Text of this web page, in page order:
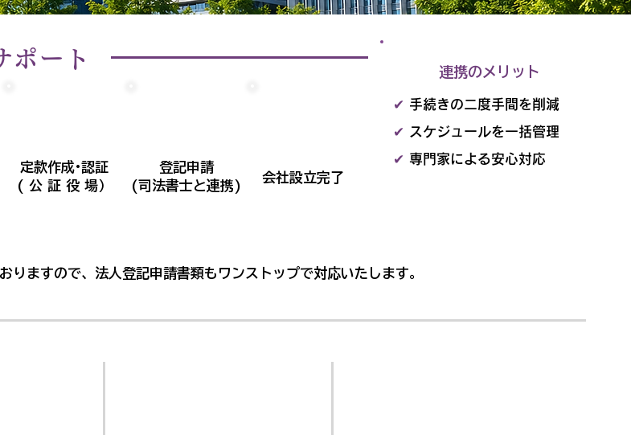
ポート
定款作成·認証
( 公 証 役 場）
登記申請
(司法書士と連携)
会社設立完了
連携のメリット
✔ 手続きの二度手間を削減
✔
スケジュールを一括管理
✔ 専門家による安心対応
りますので、法人登記申請書類もワンストップで対応いたします。